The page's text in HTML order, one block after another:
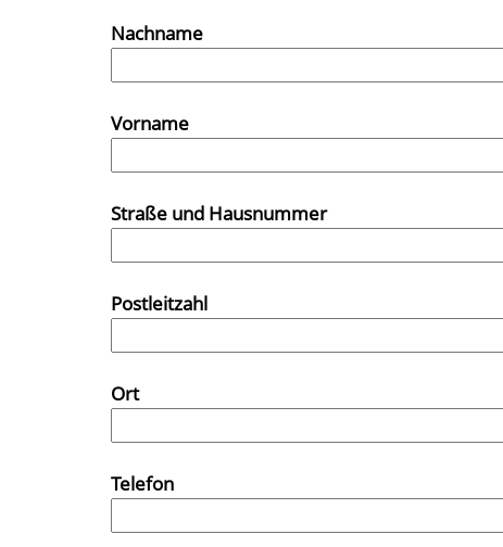
Nachname
Vorname
Straße und Hausnummer
Postleitzahl
Ort
Telefon